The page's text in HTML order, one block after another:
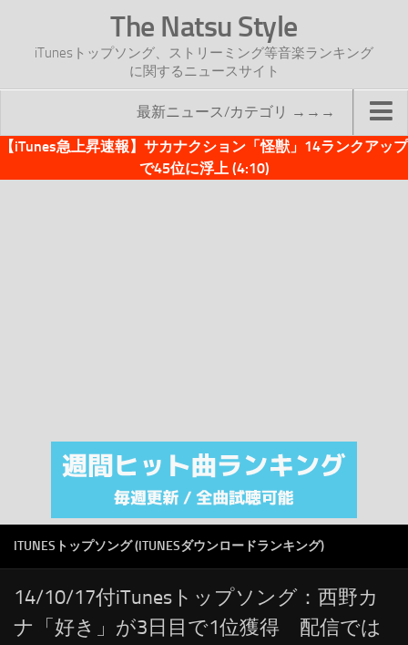
The Natsu Style
iTunesトップソング、ストリーミング等音楽ランキング
に関するニュースサイト
最新ニュース/カテゴリ →→→
TOP
注目カテゴリ
オリジナルiTunes週間トップソング
RSS
LINKS
【iTunes急上昇速報】サカナクション「怪獣」14ランクアップ
で45位に浮上 (4:10)
ITUNESトップソング (ITUNESダウンロードランキング)
14/10/17付iTunesトップソング：西野カ
ナ「好き」が3日目で1位獲得 配信では